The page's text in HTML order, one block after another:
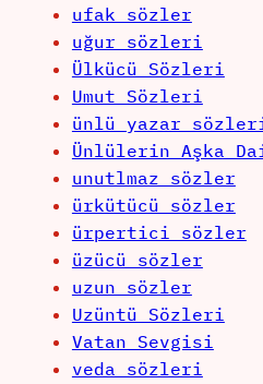
ufak sözler
uğur sözleri
Ülkücü Sözleri
Umut Sözleri
ünlü yazar
Ünlülerin Aşka
unutlmaz sözler
ürkütücü sözler
ürpertici sözler
üzücü sözler
uzun sözler
Uzüntü Sözleri
Vatan Sevgisi
veda sözleri